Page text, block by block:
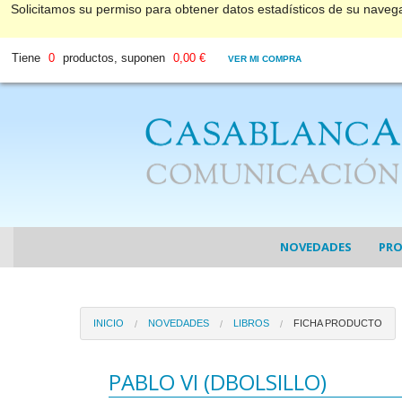
Solicitamos su permiso para obtener datos estadísticos de su
Tiene 0 productos, suponen 0,00 € VER MI COMPRA
NOVEDADES
INICIO NOVEDADES LIBROS FICHA PRODUCTO
PABLO VI (DBOLSILLO)